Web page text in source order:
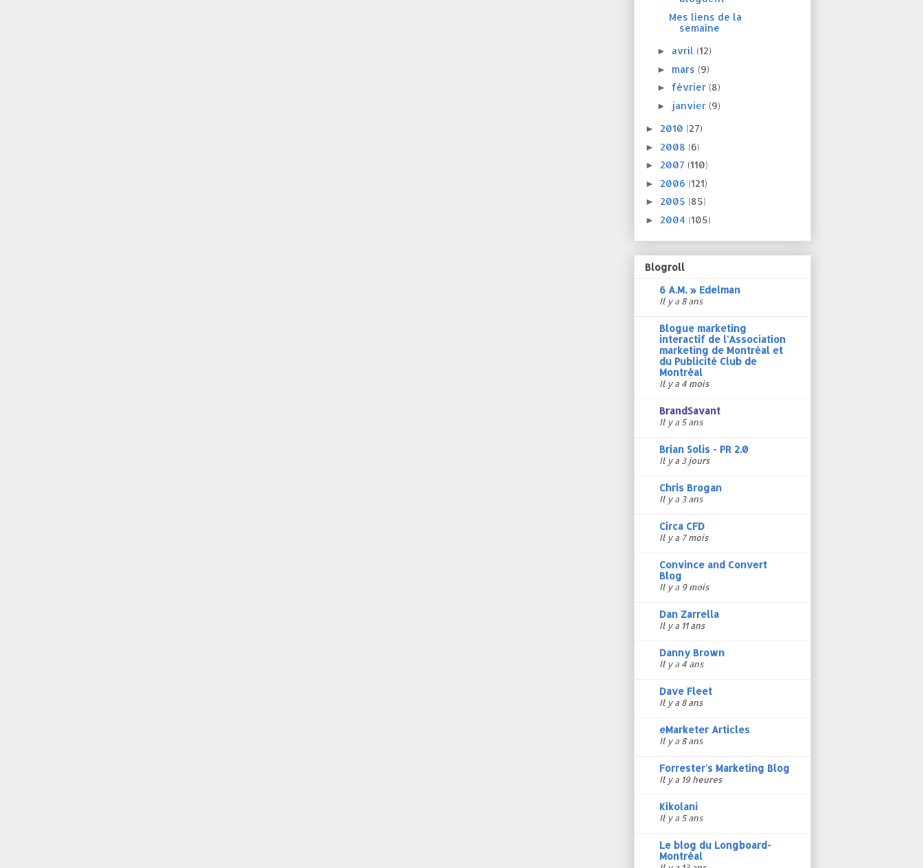
Mes liens de la
semaine
► avril (12)
► mars (9)
► février (8)
► janvier (9)
► 2010 (27)
► 2008 (6)
► 2007 (110)
► 2006 (121)
► 2005 (85)
► 2004 (105)
Blogroll
6 A.M. » Edelman
Il y a 8 ans
Blogue marketing
interactif de l'Association
marketing de Montréal et
du Publicité Club de
Montréal
Il y a 4 mois
BrandSavant
Il y a 5 ans
Brian Solis - PR 2.0
Il y a 3 jours
Chris Brogan
Il y a 3 ans
Circa CFD
Il y a 7 mois
Convince and Convert
Blog
Il y a 9 mois
Dan Zarrella
Il y a 11 ans
Danny Brown
Il y a 4 ans
Dave Fleet
Il y a 8 ans
eMarketer Articles
Il y a 8 ans
Forrester's Marketing Blog
Il y a 19 heures
Kikolani
Il y a 5 ans
Le blog du Longboard-
Montréal